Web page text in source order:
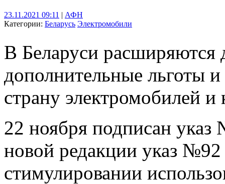
23.11.2021 09:11 | АФН
Категории: Беларусь Электромобили
В Беларуси расширяются
дополнительные льготы
страну электромобилей
22 ноября подписан указ
новой редакции указ
стимулировании